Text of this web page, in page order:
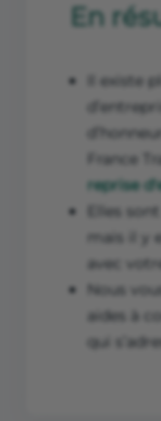
En
Il existe
France
reprise
Elles
mais il y
avec
Nous
aides à
qui